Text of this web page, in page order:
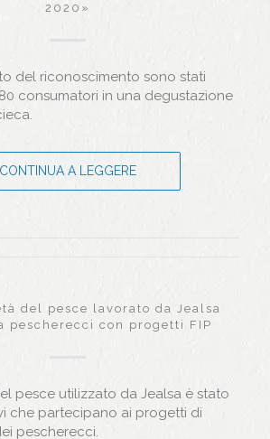
2020»
del riconoscimento sono stati
consumatori in una degustazione
CONTINUA A LEGGERE
del pesce lavorato da Jealsa
pescherecci con progetti FIP
pesce utilizzato da Jealsa è stato
che partecipano ai progetti di
pescherecci.